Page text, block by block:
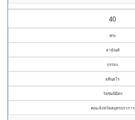
40
พระ
สายัณห์
บรรจง
ยตินฺธโร
วัดชมนิมิตร
คณะจังหวัดสมุทรปราการ